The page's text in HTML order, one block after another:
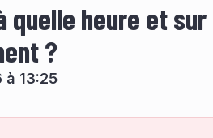
quelle heure et
?
à 13:25